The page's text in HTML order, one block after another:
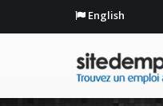
English